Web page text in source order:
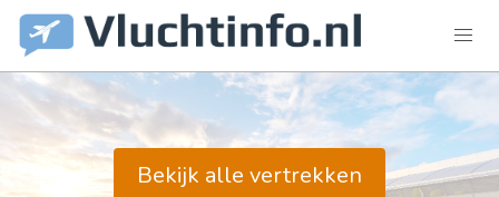
Bekijk alle vertrekken